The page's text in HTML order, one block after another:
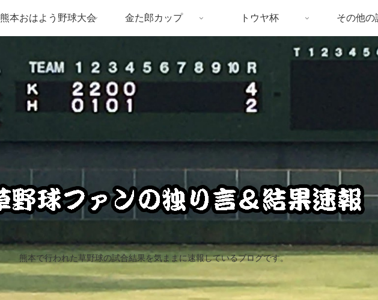
熊本で行われた草野球の試合結果を気ままに速報しているブログです。
熊本おはよう野球大会 金た郎カップ トウヤ杯 その他の